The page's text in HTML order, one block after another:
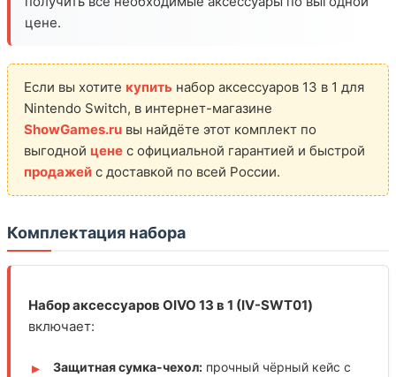
цене.
Если вы хотите купить набор аксессуаров 13 в 1 для
Nintendo Switch, в интернет-магазине
ShowGames.ru вы найдёте этот комплект по
выгодной цене с официальной гарантией и быстрой
продажей с доставкой по всей России.
Комплектация набора
Набор аксессуаров OIVO 13 в 1 (IV-SWT01)
включает:
Защитная сумка-чехол: прочный чёрный кейс с